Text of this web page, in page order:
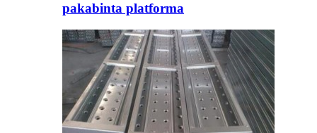
pakabinta platforma